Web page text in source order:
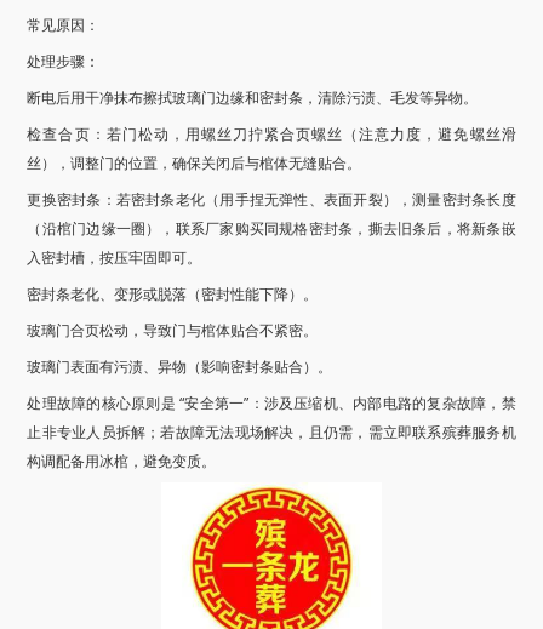
常见原因：
处理步骤：
断电后用干净抹布擦拭玻璃门边缘和密封条，清除污渍、毛发等异物。
检查合页：若门松动，用螺丝刀拧紧合页螺丝（注意力度，避免螺丝滑
丝），调整门的位置，确保关闭后与棺体无缝贴合。
更换密封条：若密封条老化（用手捏无弹性、表面开裂），测量密封条长度
（沿棺门边缘一圈），联系厂家购买同规格密封条，撕去旧条后，将新条嵌
入密封槽，按压牢固即可。
密封条老化、变形或脱落（密封性能下降）。
玻璃门合页松动，导致门与棺体贴合不紧密。
玻璃门表面有污渍、异物（影响密封条贴合）。
处理故障的核心原则是 “安全第一”：涉及压缩机、内部电路的复杂故障，禁
止非专业人员拆解；若故障无法现场解决，且仍需，需立即联系殡葬服务机
构调配备用冰棺，避免变质。